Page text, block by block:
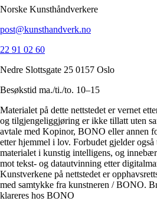
Norske Kunsthåndverkere
post@kunsthandverk.no
22 91 02 60
Nedre Slottsgate 25 0157 Oslo
Besøkstid ma./ti./to. 10–15
Materialet på dette nettstedet er vernet
og tilgjengeliggjøring er ikke tillatt uten
avtale med Kopinor, BONO eller annen
etter hjemmel i lov. Forbudet gjelder
materialet i kunstig intelligens, og
mot tekst- og datautvinning etter
Kunstverkene på nettstedet er
med samtykke fra kunstneren / BONO.
klareres hos BONO